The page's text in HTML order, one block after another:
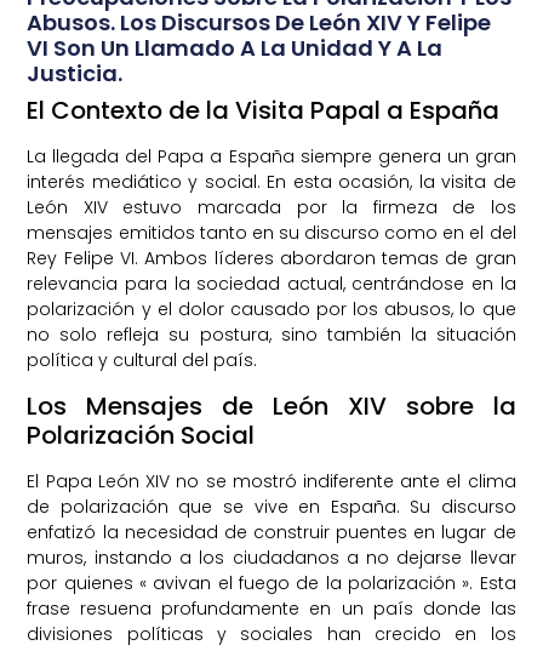
Abusos. Los Discursos De León XIV Y Felipe
VI Son Un Llamado A La Unidad Y A La
Justicia.
El Contexto de la Visita Papal a España
La llegada del Papa a España siempre genera un gran
interés mediático y social. En esta ocasión, la visita de
León XIV estuvo marcada por la firmeza de los
mensajes emitidos tanto en su discurso como en el del
Rey Felipe VI. Ambos líderes abordaron temas de gran
relevancia para la sociedad actual, centrándose en la
polarización y el dolor causado por los abusos, lo que
no solo refleja su postura, sino también la situación
política y cultural del país.
Los Mensajes de León XIV sobre la
Polarización Social
El Papa León XIV no se mostró indiferente ante el clima
de polarización que se vive en España. Su discurso
enfatizó la necesidad de construir puentes en lugar de
muros, instando a los ciudadanos a no dejarse llevar
por quienes « avivan el fuego de la polarización ». Esta
frase resuena profundamente en un país donde las
divisiones políticas y sociales han crecido en los